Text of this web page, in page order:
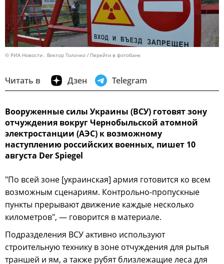
© РИА Новости . Виктор Толочко Перейти в фотобанк
Читать в Дзен Telegram
Вооруженные силы Украины (ВСУ) готовят зону
отчуждения вокруг Чернобыльской атомной
электростанции (АЭС) к возможному
наступлению российских военных, пишет 10
августа Der Spiegel
"По всей зоне [украинская] армия готовится ко всем
возможным сценариям. Контрольно-пропускные
пункты прерывают движение каждые несколько
километров", — говорится в материале.
Подразделения ВСУ активно используют
строительную технику в зоне отчуждения для рытья
траншей и ям, а также рубят близлежащие леса для